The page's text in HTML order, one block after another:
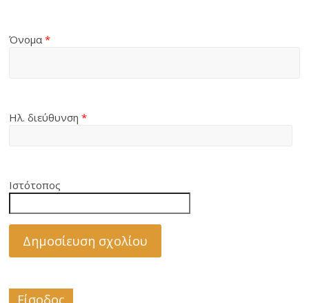
Όνομα*
Ηλ. διεύθυνση*
Ιστότοπος
Είσοδος